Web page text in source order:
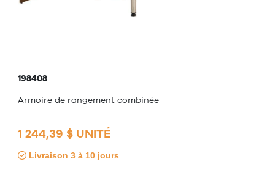
198408
Armoire de rangement combinée
1 244,39 $ UNITÉ
Livraison 3 à 10 jours